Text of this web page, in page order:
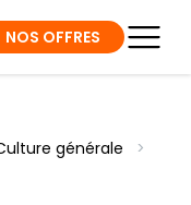
NOS OFFRES
générale
>